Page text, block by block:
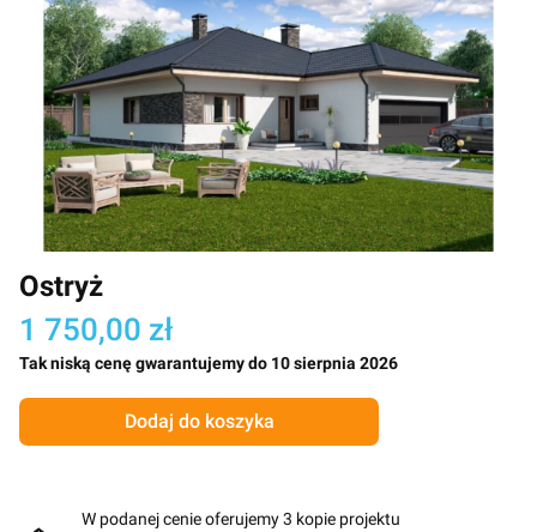
Ostryż
1 750,00 zł
Tak niską cenę gwarantujemy do 10 sierpnia 2026
Dodaj do koszyka
W podanej cenie oferujemy 3 kopie projektu